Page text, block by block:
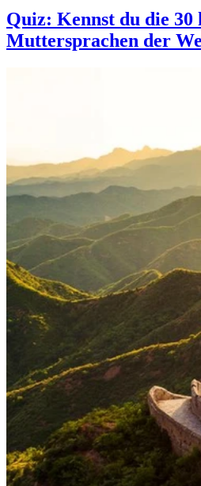
Quiz: Kennst du die 30
Muttersprachen der